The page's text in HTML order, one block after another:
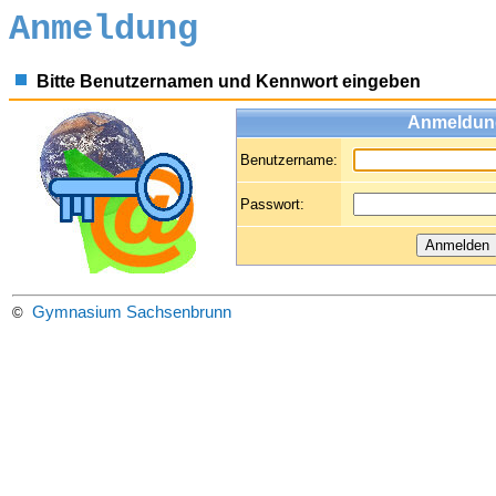
Anmeldung
Bitte Benutzernamen und Kennwort eingeben
Benutzername:
Passwort:
© Gymnasium Sachsenbrunn